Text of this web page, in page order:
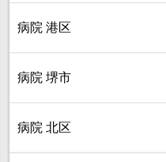
病院 港区
病院 堺市
病院 北区